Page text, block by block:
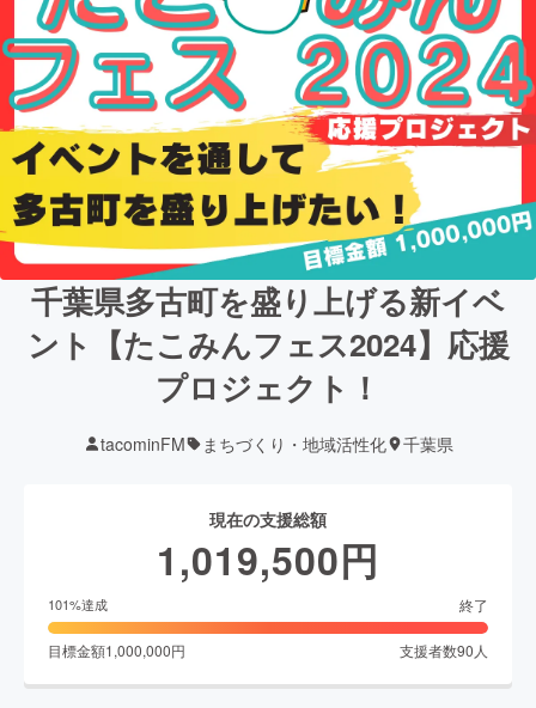
千葉県多古町を盛り上げる新イベ
ント【たこみんフェス2024】応援
プロジェクト！
tacominFM まちづくり・地域活性化 千葉県
現在の支援総額
1,019,500円
101%達成 終了
目標金額1,000,000円 支援者数90 人